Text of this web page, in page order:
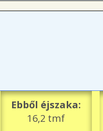
Ebből éjszaka:
16,2 tmf